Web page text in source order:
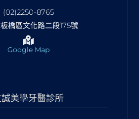
(02)2250-8765
橋區文化路二段175號
Google Map
誠美學牙醫診所